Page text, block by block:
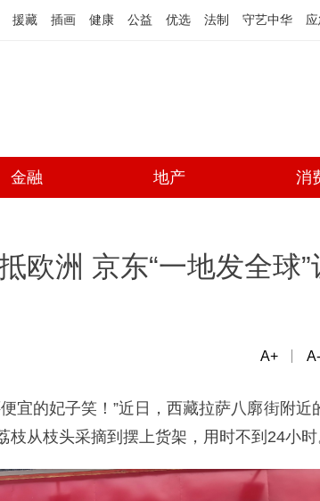
援藏 插画 健康 公益 优选 法制 守艺中华
金融 地产 消
欧洲 京东“一地发全球
微信
A+ A-
宜的妃子笑！”近日，西藏拉萨八廓街附近
从枝头采摘到摆上货架，用时不到24小时